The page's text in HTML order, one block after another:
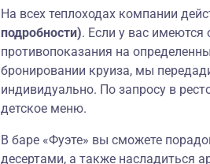
На всех теплоходах компании
подробности). Если у вас
противопоказания на
бронировании круиза, мы
индивидуально. По запросу в
детское меню.
В баре «Фуэте» вы сможете
десертами, а также насладиться